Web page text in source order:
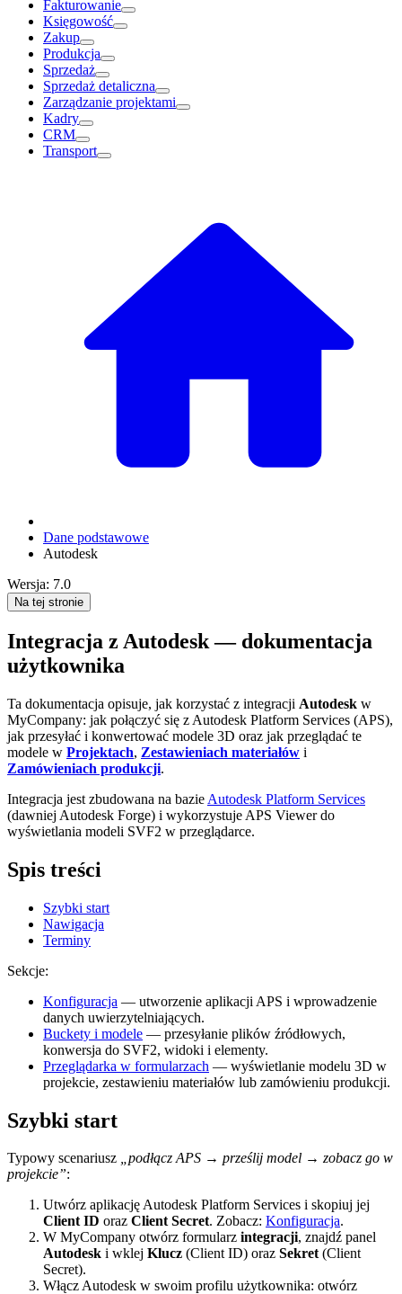
Fakturowanie
Księgowość
Zakup
Produkcja
Sprzedaż
Sprzedaż detaliczna
Zarządzanie projektami
Kadry
CRM
Transport
Dane podstawowe
Autodesk
Wersja: 7.0
Na tej stronie
Integracja z Autodesk — dokumentacja
użytkownika
Ta dokumentacja opisuje, jak korzystać z integracji Autodesk w
MyCompany: jak połączyć się z Autodesk Platform Services (APS),
jak przesyłać i konwertować modele 3D oraz jak przeglądać te
modele w Projektach, Zestawieniach materiałów i
Zamówieniach produkcji.
Integracja jest zbudowana na bazie Autodesk Platform Services
(dawniej Autodesk Forge) i wykorzystuje APS Viewer do
wyświetlania modeli SVF2 w przeglądarce.
Spis treści
Szybki start
Nawigacja
Terminy
Sekcje:
Konfiguracja — utworzenie aplikacji APS i wprowadzenie
danych uwierzytelniających.
Buckety i modele — przesyłanie plików źródłowych,
konwersja do SVF2, widoki i elementy.
Przeglądarka w formularzach — wyświetlanie modelu 3D w
projekcie, zestawieniu materiałów lub zamówieniu produkcji.
Szybki start
Typowy scenariusz „podłącz APS → prześlij model → zobacz go w
projekcie”:
Utwórz aplikację Autodesk Platform Services i skopiuj jej
Client ID oraz Client Secret. Zobacz: Konfiguracja.
W MyCompany otwórz formularz integracji, znajdź panel
Autodesk i wklej Klucz (Client ID) oraz Sekret(Client
Secret).
Włącz Autodesk w swoim profilu użytkownika: otwórz